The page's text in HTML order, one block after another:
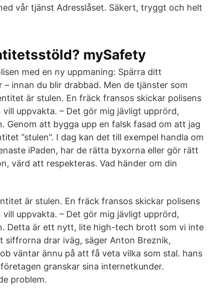
vår tjänst Adresslåset. Säkert, tryggt och helt
mySafety
med en ny uppmaning: Spärra ditt
– innan du blir drabbad. Men de tjänster som
är stulen. En fräck fransos skickar polisens
uppvakta. – Det gör mig jävligt upprörd,
Genom att bygga upp en falsk fasad om att jag
”stulen”. I dag kan det till exempel handla om
iPaden, har de rätta byxorna eller gör rätt
värd att respekteras. Vad händer om din
är stulen. En fräck fransos skickar polisens
uppvakta. – Det gör mig jävligt upprörd,
Detta är ett nytt, lite high-tech brott som vi inte
siffrorna drar iväg, säger Anton Breznik,
väntar ännu på att få veta vilka som stal. hans
granskar sina internetkunder.
problem.